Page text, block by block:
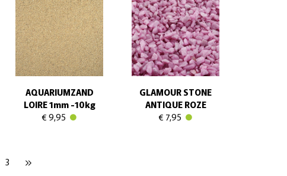
AQUARIUMZAND
LOIRE 1mm -10kg
€ 9,95
GLAMOUR STONE
ANTIQUE ROZE
€ 7,95
3 keyboard_double_arrow_right